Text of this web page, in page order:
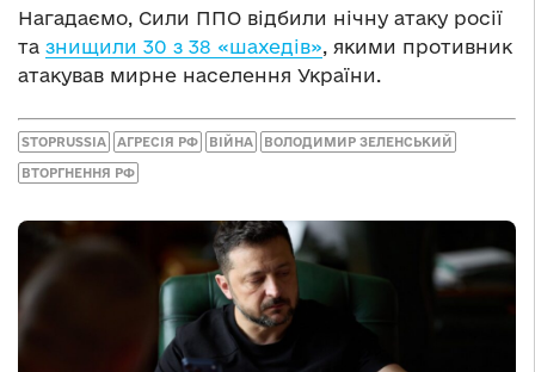
Нагадаємо, Сили ППО відбили нічну атаку росії
та знищили 30 з 38 «шахедів», якими противник
атакував мирне населення України.
STOPRUSSIA АГРЕСІЯ РФ ВІЙНА ВОЛОДИМИР ЗЕЛЕНСЬКИЙ
ВТОРГНЕННЯ РФ